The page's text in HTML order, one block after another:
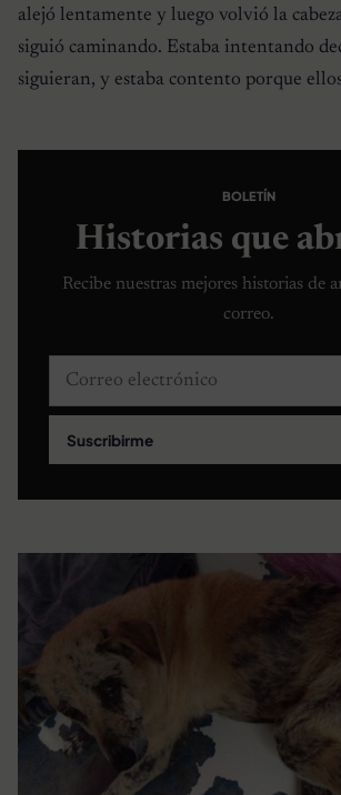
alejó lentamente y luego volvió la
siguió caminando. Estaba intentando
siguieran, y estaba contento porque
BOLETÍN
Historias que
Recibe nuestras mejores historias de
correo.
Correo electrónico
Suscribirme